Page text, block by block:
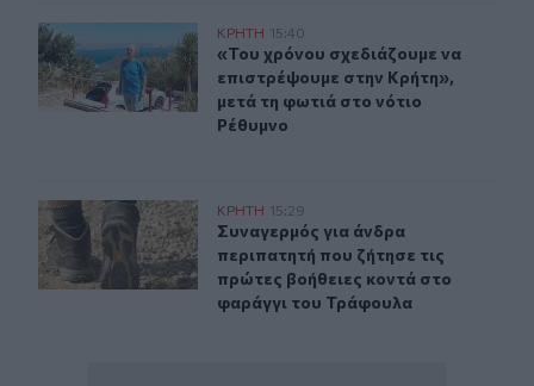
«Του χρόνου σχεδιάζουμε να επιστρέψουμε στην
ΚΡΗΤΗ 15:40
«Του χρόνου σχεδιάζουμε να
«Του χρόνου σχεδιάζουμε να
επιστρέψουμε στην Κρήτη»,
μετά τη φωτιά στο νότιο
Ρέθυμνο
Συναγερμός για άνδρα περιπατητή που ζήτησε τις
ΚΡΗΤΗ 15:29
Συναγερμός για άνδρα
Συναγερμός για άνδρα
περιπατητή που ζήτησε τις
πρώτες βοήθειες κοντά στο
φαράγγι του Τράφουλα